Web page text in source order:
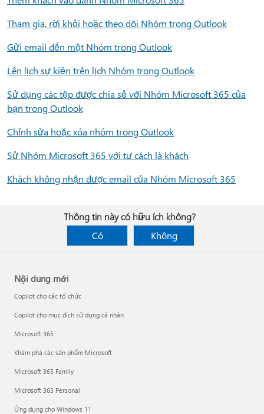
Tham gia, rời khỏi hoặc theo dõi Nhóm trong Outlook
Gửi email đến một Nhóm trong Outlook
Lên lịch sự kiện trên lịch Nhóm trong Outlook
Sử dụng các tệp được chia sẻ với Nhóm Microsoft 365 của
bạn trong Outlook
Chỉnh sửa hoặc xóa nhóm trong Outlook
Sử Nhóm Microsoft 365 với tư cách là khách
Khách không nhận được email của Nhóm Microsoft 365
Thông tin này có hữu ích không?
Có
Không
Nội dung mới
Copilot cho các tổ chức
Copilot cho mục đích sử dụng cá nhân
Microsoft 365
Khám phá các sản phẩm Microsoft
Microsoft 365 Family
Microsoft 365 Personal
Ứng dụng cho Windows 11